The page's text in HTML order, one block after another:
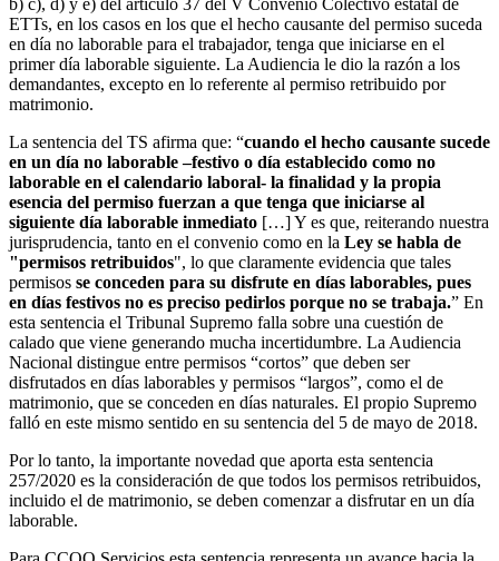
ETTs, en los casos en los que el hecho causante del permiso suceda
en día no laborable para el trabajador, tenga que iniciarse en el
primer día laborable siguiente. La Audiencia le dio la razón a los
demandantes, excepto en lo referente al permiso retribuido por
matrimonio.
La sentencia del TS afirma que: “cuando el hecho causante sucede
en un día no laborable –festivo o día establecido como no
laborable en el calendario laboral- la finalidad y la propia
esencia del permiso fuerzan a que tenga que iniciarse al
siguiente día laborable inmediato […] Y es que, reiterando nuestra
jurisprudencia, tanto en el convenio como en la Ley se habla de
"permisos retribuidos", lo que claramente evidencia que tales
permisos se conceden para su disfrute en días laborables, pues
en días festivos no es preciso pedirlos porque no se trabaja.” En
esta sentencia el Tribunal Supremo falla sobre una cuestión de
calado que viene generando mucha incertidumbre. La Audiencia
Nacional distingue entre permisos “cortos” que deben ser
disfrutados en días laborables y permisos “largos”, como el de
matrimonio, que se conceden en días naturales. El propio Supremo
falló en este mismo sentido en su sentencia del 5 de mayo de 2018.
Por lo tanto, la importante novedad que aporta esta sentencia
257/2020 es la consideración de que todos los permisos retribuidos,
incluido el de matrimonio, se deben comenzar a disfrutar en un día
laborable.